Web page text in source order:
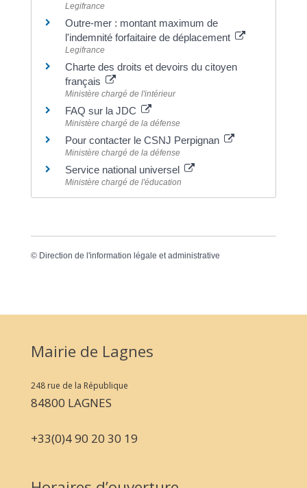
Legifrance
Outre-mer : montant maximum de
l'indemnité forfaitaire de déplacement
Legifrance
Charte des droits et devoirs du citoyen
français
Ministère chargé de l'intérieur
FAQ sur la JDC
Ministère chargé de la défense
Pour contacter le CSNJ Perpignan
Ministère chargé de la défense
Service national universel
Ministère chargé de l'éducation
© Direction de l'information légale et administrative
Mairie de Lagnes
248 rue de la République
84800 LAGNES
+33(0)4 90 20 30 19